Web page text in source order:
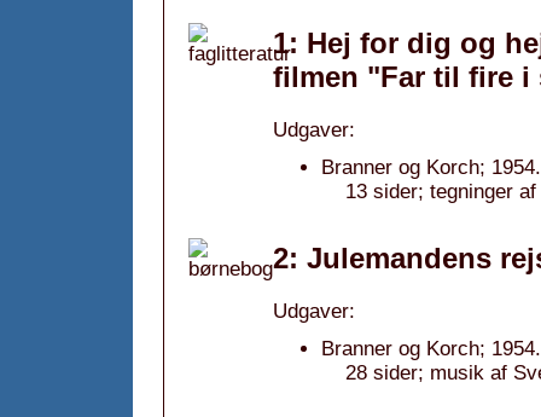
1: Hej for dig og
filmen "Far til fire i
Udgaver:
Branner og Korch; 1954.
13 sider; tegninger
2: Julemandens
Udgaver:
Branner og Korch; 1954.
28 sider; musik af